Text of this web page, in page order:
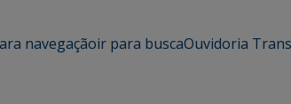
navegaçãoir para buscaOuvidoria